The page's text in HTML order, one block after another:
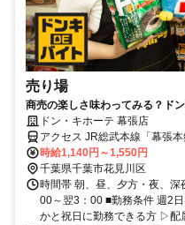
売り場
商売の楽しさ味わってみる？ド
裁量権が違うんです！
ドン・キホーテ 幕張店
アクセス JR総武本線「幕張
時給1,140円～1,550円
千葉県千葉市花見川区
時間帯 朝、昼、夕方・夜、深
00～翌3：00 ■勤務条件 週2
かと祝日に勤務できる方 ▷配